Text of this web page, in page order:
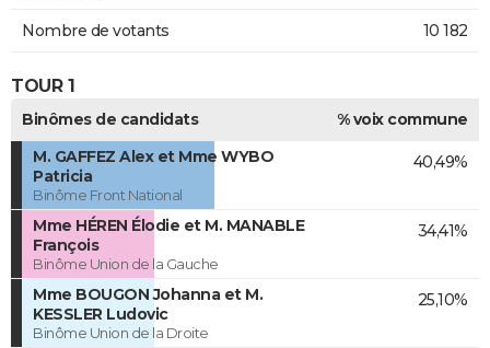
Nombre de votants 10 182
TOUR 1
Binômes de candidats
% voix commune
M. GAFFEZ Alex et Mme WYBO
Patricia
Binôme Front National
40,49%
Mme HÉREN Élodie et M. MANABLE
François
Binôme Union de la Gauche
34,41%
Mme BOUGON Johanna et M.
KESSLER Ludovic
Binôme Union de la Droite
25,10%